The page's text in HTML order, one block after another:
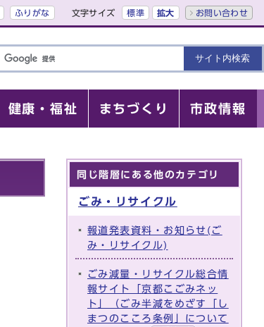
ふりがな 文字サイズ 標準 拡大 お問い合わせ
健康・福祉 まちづくり 市政情報
同じ階層にある他のカテゴリ
ごみ・リサイクル
報道発表資料・お知らせ(ご
み・リサイクル)
ごみ減量・リサイクル総合情
報サイト「京都こごみネッ
ト」（ごみ半減をめざす「し
まつのこころ条例」について